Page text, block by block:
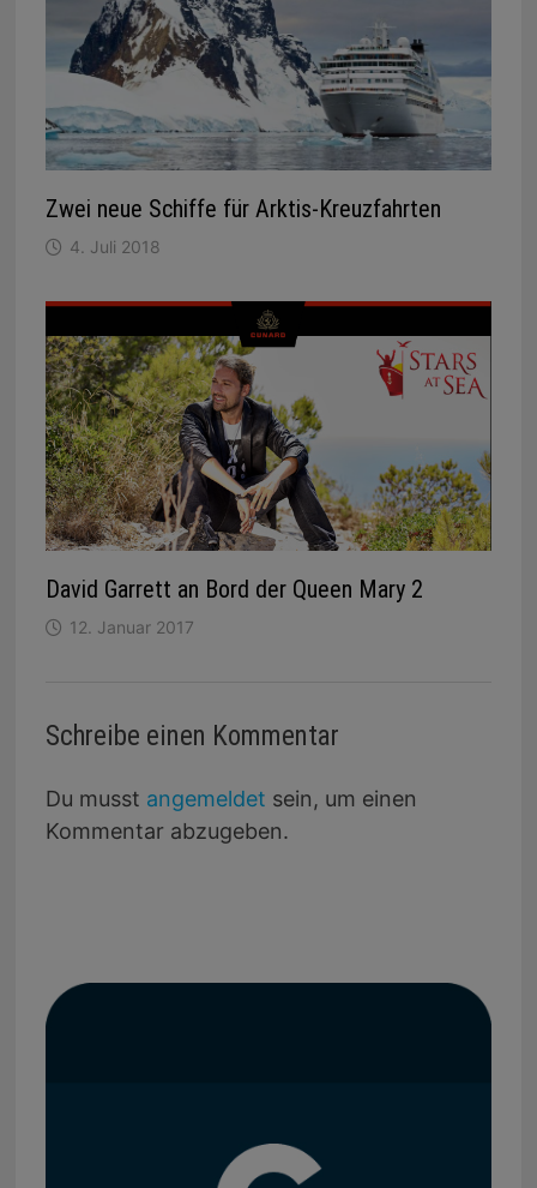
Zwei neue Schiffe für Arktis-Kreuzfahrten
4. Juli 2018
David Garrett an Bord der Queen Mary 2
12. Januar 2017
Schreibe einen Kommentar
Du musst angemeldet sein, um einen
Kommentar abzugeben.